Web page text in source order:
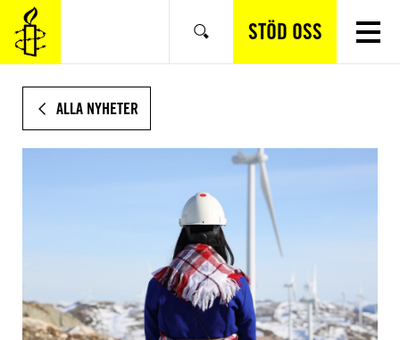
HOPPA
HUVUDINNEHÅLL
Sök STÖD OSS
ALLA NYHETER